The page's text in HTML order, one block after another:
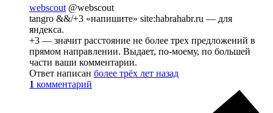
webscout @webscout
tangro &&/+3 «напишите» site:habrahabr.ru — для
яндекса.
+3 — значит расстояние не более трех предложений в
прямом направлении. Выдает, по-моему, по большей
части ваши комментарии.
Ответ написан более трёх лет назад
1 комментарий